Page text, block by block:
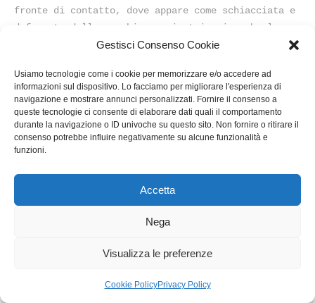
Gestisci Consenso Cookie
Usiamo tecnologie come i cookie per memorizzare e/o accedere ad
informazioni sul dispositivo. Lo facciamo per migliorare l'esperienza di
navigazione e mostrare annunci personalizzati. Fornire il consenso a
queste tecnologie ci consente di elaborare dati quali il comportamento
durante la navigazione o ID univoche su questo sito. Non fornire o ritirare il
consenso potrebbe influire negativamente su alcune funzionalità e
funzioni.
Accetta
Nega
Visualizza le preferenze
Cookie PolicyPrivacy Policy
fronte di contatto, dove appare come schiacciata e
deformata dalla vecchia roccia triassica che la
sovrascorre. Nella sponda veronese la possiamo
Malcesine.
Claudio T.
LINK SU
WWW.GARDAPANORAMA.IT
Puoi leggere l\\\’Articolo completo direttamente sul sito di
Privacy e cookie: questo sito utilizza i cookie. Continuando a utilizzare
Informativa sui cookie